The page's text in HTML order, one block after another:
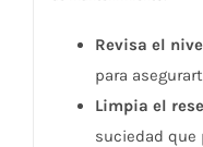
Revisa el
para
Limpia el
suciedad que